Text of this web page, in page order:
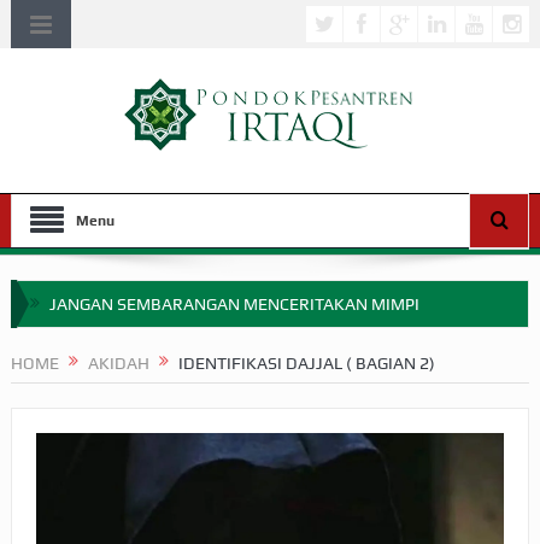
Menu
JANGAN SEMBARANGAN MENCERITAKAN MIMPI
APA HUKUM MEMPERCEPAT PEMBAYARAN ZAKAT
SEBELUM TIBA SAAT WAJIB?
HAKIKAT NIKMAT DI DUNIA!
HOME AKIDAH IDENTIFIKASI DAJJAL ( BAGIAN 2)